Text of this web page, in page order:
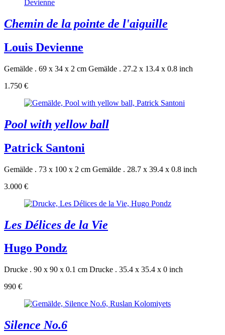
Chemin de la pointe de l'aiguille
Louis Devienne
Gemälde . 69 x 34 x 2 cm Gemälde . 27.2 x 13.4 x 0.8 inch
1.750 €
Pool with yellow ball
Patrick Santoni
Gemälde . 73 x 100 x 2 cm Gemälde . 28.7 x 39.4 x 0.8 inch
3.000 €
Les Délices de la Vie
Hugo Pondz
Drucke . 90 x 90 x 0.1 cm Drucke . 35.4 x 35.4 x 0 inch
990 €
Silence No.6